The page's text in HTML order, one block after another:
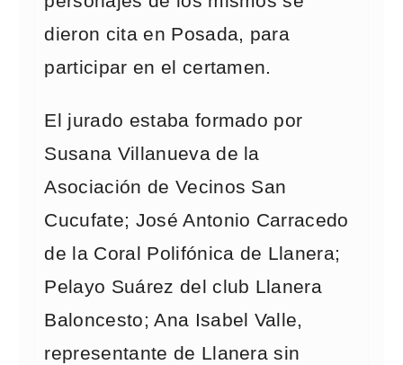
dieron cita en Posada, para
participar en el certamen.
El jurado estaba formado por
Susana Villanueva de la
Asociación de Vecinos San
Cucufate; José Antonio Carracedo
de la Coral Polifónica de Llanera;
Pelayo Suárez del club Llanera
Baloncesto; Ana Isabel Valle,
representante de Llanera sin